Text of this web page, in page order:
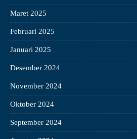
Maret 2025
Februari 2025
Januari 2025
Desember 2024
November 2024
Oktober 2024
September 2024